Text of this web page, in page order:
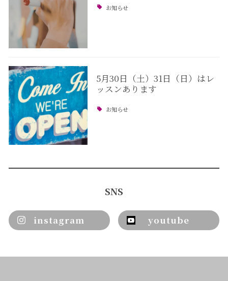
お知らせ
5月30日（土）31日（日）はレ
ッスンあります
お知らせ
SNS
instagram youtube